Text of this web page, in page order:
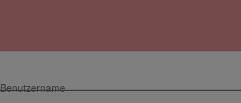
Benutzername